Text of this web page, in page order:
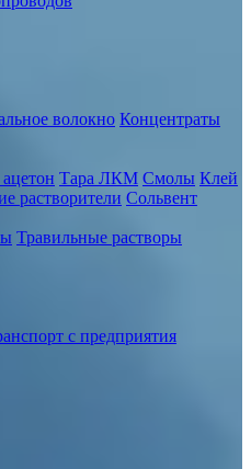
волокно Концентраты
Тара ЛКМ Смолы Клей
растворители Сольвент
Травильные растворы
с предприятия